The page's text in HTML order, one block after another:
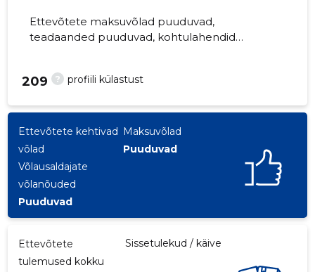
Ettevõtete maksuvõlad puuduvad,
teadaanded puuduvad, kohtulahendid
Ettevõtteid jälgib 0 inimest.
? profiili külastust
209
Ettevõtete kehtivad
võlad
Maksuvõlad
Puuduvad
Võlausaldajate
võlanõuded
Puuduvad
Ettevõtete
tulemused kokku
Sissetulekud / käive